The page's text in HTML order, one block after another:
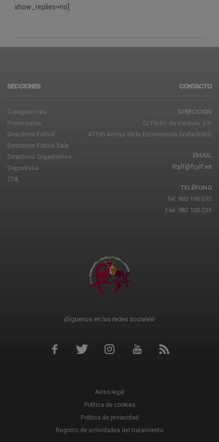
show_replies=no]
SECCIONES
Delegaciones
Provinciales
Directorio Fútbol
Directorio Fútbol Sala
Directorio Organismos
Deportivos
CTA
CONTACTO
DIRECCIÓN
C/ Pedro de Valdivia, s/n
47195 Arroyo de la Encomienda (Valladolid)
EMAIL
fcylf@fcylf.es
TELÉFONO
Tel: 983 100 230
Fax: 983 100 233
¡Síguenos en las redes sociales!
Aviso legal
Política de cookies
Política de privacidad
Registro de actividades del tratamiento